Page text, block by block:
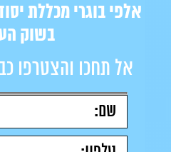
אלפי בוגרי מכללת
בשוק
אל תחכו והצטרפו